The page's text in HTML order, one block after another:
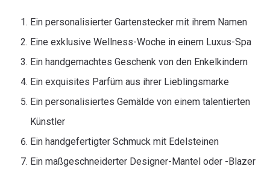
Ein personalisierter Gartenstecker mit ihrem Namen
Eine exklusive Wellness-Woche in einem Luxus-Spa
Ein handgemachtes Geschenk von den Enkelkindern
Ein exquisites Parfüm aus ihrer Lieblingsmarke
Ein personalisiertes Gemälde von einem talentierten
Künstler
Ein handgefertigter Schmuck mit Edelsteinen
Ein maßgeschneiderter Designer-Mantel oder -Blazer